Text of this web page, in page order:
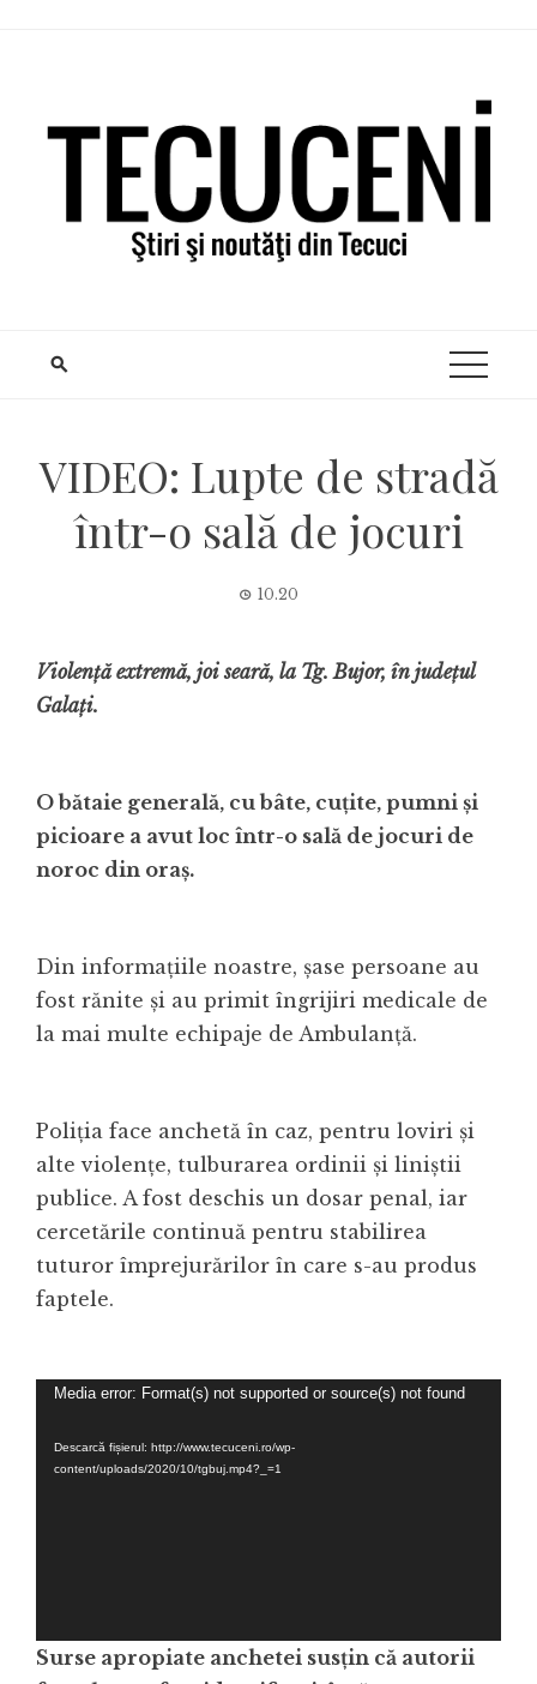
VIDEO: Lupte de stradă
într-o sală de jocuri
10.20
Violență extremă, joi seară, la Tg. Bujor, în județul
Galați.
O bătaie generală, cu bâte, cuțite, pumni și
picioare a avut loc într-o sală de jocuri de
noroc din oraș.
Din informațiile noastre, șase persoane au
fost rănite și au primit îngrijiri medicale de
la mai multe echipaje de Ambulanță.
Poliția face anchetă în caz, pentru loviri și
alte violențe, tulburarea ordinii și liniștii
publice. A fost deschis un dosar penal, iar
cercetările continuă pentru stabilirea
tuturor împrejurărilor în care s-au produs
faptele.
Player
Media error: Format(s) not supported or source(s) not found
Descarcă fișierul: http://www.tecuceni.ro/wp-
content/uploads/2020/10/tgbuj.mp4?_=1
Surse apropiate anchetei susțin că autorii